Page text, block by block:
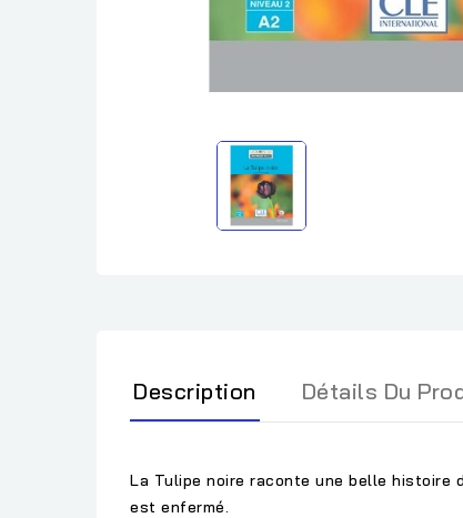
Description Détails Du
La Tulipe noire raconte une belle histoire
est enfermé.